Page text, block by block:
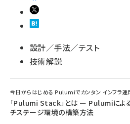
設計／手法／テスト
技術解説
今日からはじめる Pulumiでカンタン インフラ運
「Pulumi Stack」とは ー Pulumiによ
チステージ環境の構築方法